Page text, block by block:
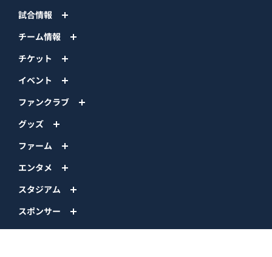
試合情報
チーム情報
チケット
イベント
ファンクラブ
グッズ
ファーム
エンタメ
スタジアム
スポンサー
球団情報